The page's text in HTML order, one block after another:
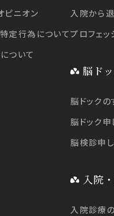
ピニオン
定行為について
ついて
入院から
プロフェッ
脳ド
脳ドックの
脳ドック
脳検診申
入院
入院診療